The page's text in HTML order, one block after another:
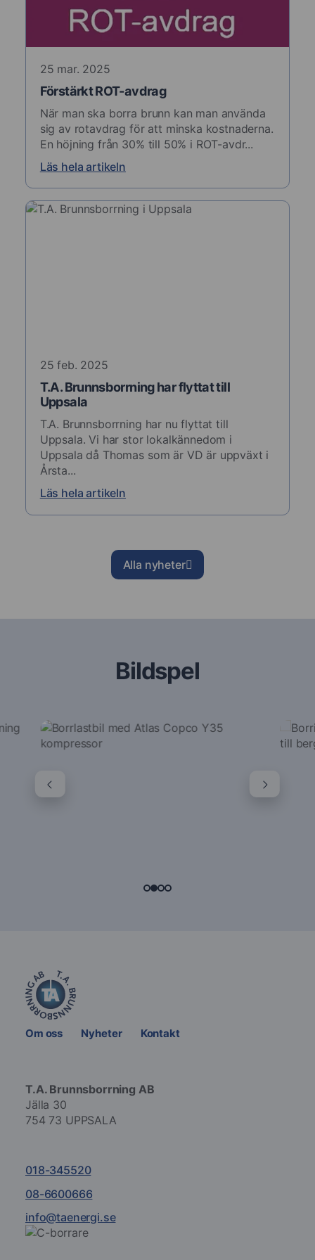
25 mar. 2025
Förstärkt ROT-avdrag
När man ska borra brunn kan man använda
sig av rotavdrag för att minska kostnaderna.
En höjning från 30% till 50% i ROT-avdr...
Läs hela artikeln
25 feb. 2025
T.A. Brunnsborrning har flyttat till
Uppsala
T.A. Brunnsborrning har nu flyttat till
Uppsala. Vi har stor lokalkännedom i
Uppsala då Thomas som är VD är uppväxt i
Årsta...
Läs hela artikeln
Alla nyheter
Bildspel
Om oss Nyheter Kontakt
T.A. Brunnsborrning AB
Jälla 30
754 73 UPPSALA
018-345520
08-6600666
info@taenergi.se